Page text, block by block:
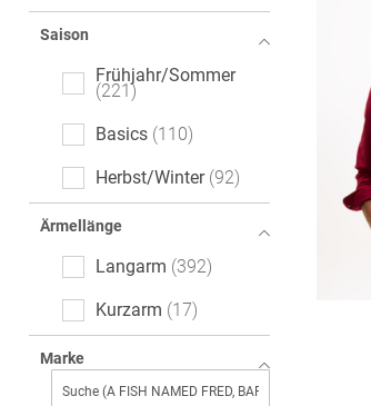
Motivprint 16
All-Over-Print (AOP)
gepunktet 7
Denim 4
Fischgrätmuster 1
Saison
Frühjahr/Sommer
221
Basics 110
Herbst/Winter 92
Ärmellänge
Langarm 392
Kurzarm 17
Marke